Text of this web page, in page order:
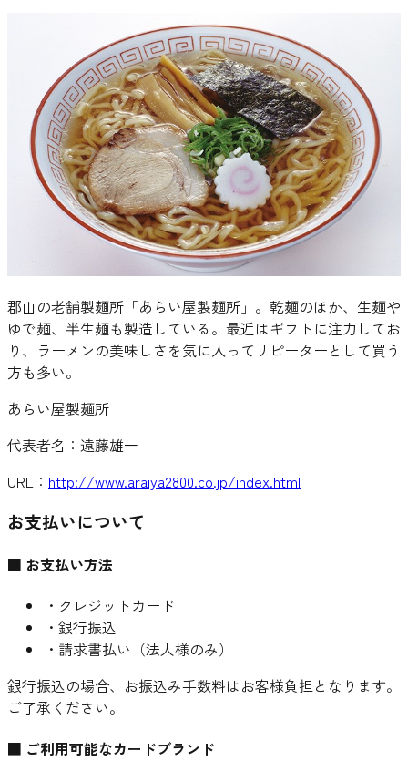
郡山の老舗製麺所「あらい屋製麺所」。乾麺のほか、生麺や
ゆで麺、半生麺も製造している。最近はギフトに注力してお
り、ラーメンの美味しさを気に入ってリピーターとして買う
方も多い。
あらい屋製麺所
代表者名： 遠藤雄一
URL： http://www.araiya2800.co.jp/index.html
お支払いについて
■ お支払い方法
・クレジットカード
・銀行振込
・請求書払い（法人様のみ）
銀行振込の場合、お振込み手数料はお客様負担となります。
ご了承ください。
■ ご利用可能なカードブランド